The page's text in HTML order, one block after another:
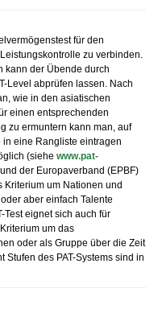
für den
zu verbinden.
kann der Übende durch
Level abprüfen lassen. Nach
wie in den asiatischen
einen entsprechenden
zu ermuntern kann man, auf
eine Rangliste eintragen
(siehe www.pat-
der Europaverband (EPBF)
Kriterium um Nationen und
aber einfach Talente
Test eignet sich auch für
um das
oder als Gruppe über die Zeit
des PAT-Systems sind in